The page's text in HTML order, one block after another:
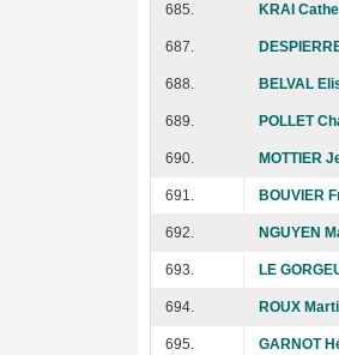
685. KRAI
687.
688. BELVAL
689. POLLET
690. MOTTIER
691. BOUVIER
692. NGUYEN
693. LE
694. ROUX
695. GARNOT